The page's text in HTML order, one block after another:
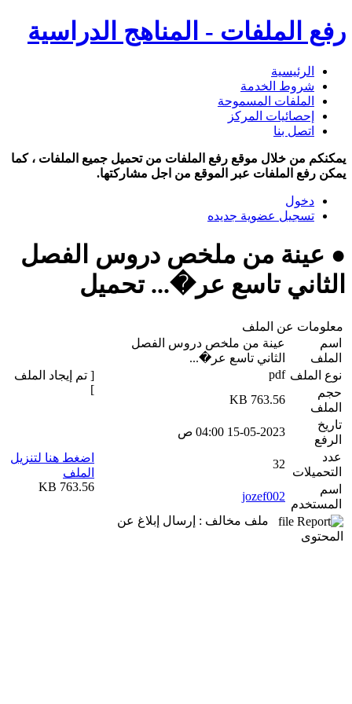
رفع الملفات - المناهج الدراسية
الرئيسية
شروط الخدمة
الملفات المسموحة
إحصائيات المركز
اتصل بنا
يمكنكم من خلال موقع رفع الملفات من تحميل جميع الملفات ، كما
يمكن رفع الملفات عبر الموقع من اجل مشاركتها.
دخول
تسجيل عضوية جديده
● عينة من ملخص دروس الفصل
الثاني تاسع عر�... تحميل
معلومات عن الملف
اسم
الملف
عينة من ملخص دروس الفصل
الثاني تاسع عر�...
نوع الملف pdf
حجم
الملف
763.56 KB
تاريخ
الرفع
15-05-2023 04:00 ص
عدد
التحميلات
32
اسم
المستخدم
jozef002
ملف مخالف : إرسال إبلاغ عن
المحتوى
[ تم إيجاد الملف
]
اضغط هنا لتنزيل
الملف
763.56 KB